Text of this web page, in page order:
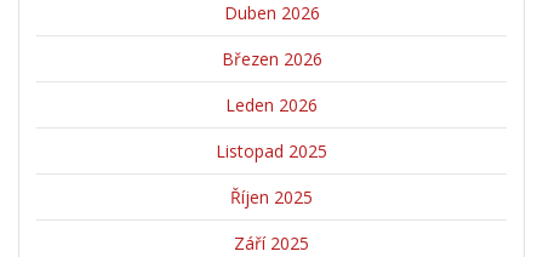
Duben 2026
Březen 2026
Leden 2026
Listopad 2025
Říjen 2025
Září 2025